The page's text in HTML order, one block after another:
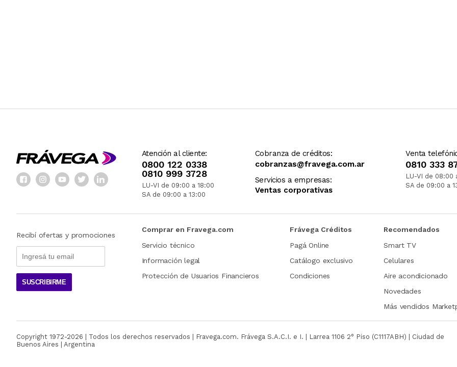
Atención al cliente:
0800 122 0338
0810 999 3728
LU-VI de 09:00 a 18:00
SA de 09:00 a 13:00
Cobranza de créditos:
cobranzas@fravega.com.ar
Servicios a empresas:
Ventas corporativas
Venta
0810 333
LU-VI de 08:00
SA de 09:00 a
Recibí ofertas y promociones
SUSCRIBIRME
Comprar en Fravega.com
Servicio técnico
Información legal
Protección de Usuarios Financieros
Frávega Créditos
Pagá Online
Catálogo exclusivo
Condiciones
Recomendados
Smart TV
Celulares
Aire acondicionado
Novedades
Más vendidos
Copyright 1972-2026 | Todos los derechos reservados | Fravega.com. Frávega S.A.C.I. e I. | Larrea 1106 2° Piso (C1117ABH) | Ciudad de
Buenos Aires | Argentina